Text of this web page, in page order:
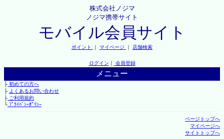
株式会社ノジマ
ノジマ携帯サイト
モバイル会員サイト
ポイント ｜ マイページ ｜ 店舗検索
ログイン ｜ 会員登録
メニュー
├初めての方へ
├ よくあるお問い合わせ
├ご利用規約
└ﾌﾟﾗｲﾊﾞｼｰﾎﾟﾘｼｰ
ページトップへ
マイページへ
サイトトップへ